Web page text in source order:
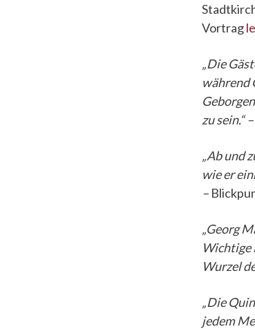
Vortrag
„Die
während
zu sein.“ –
„Ab und
wie er
–
„Georg
Wichtige
Wurzel
„Die
jedem